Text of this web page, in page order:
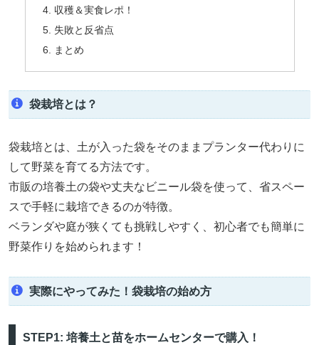
収穫＆実食レポ！
失敗と反省点
まとめ
袋栽培とは？
袋栽培とは、土が入った袋をそのままプランター代わりに
して野菜を育てる方法です。
市販の培養土の袋や丈夫なビニール袋を使って、省スペー
スで手軽に栽培できるのが特徴。
ベランダや庭が狭くても挑戦しやすく、初心者でも簡単に
野菜作りを始められます！
実際にやってみた！袋栽培の始め方
STEP1: 培養土と苗をホームセンターで購入！